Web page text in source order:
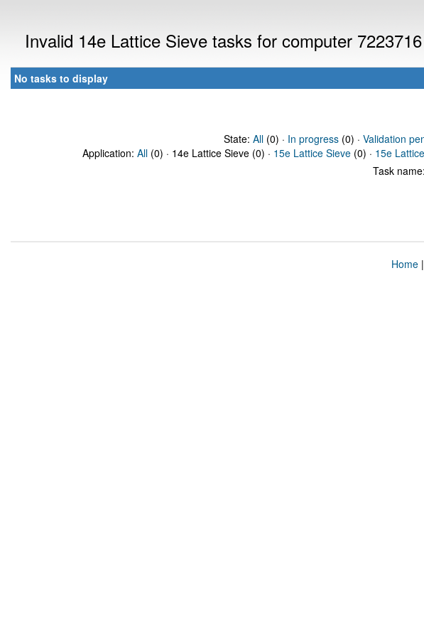
Invalid 14e Lattice Sieve tasks for computer 7223716
No tasks to display
State: All(0) · In progress(0) · Validation
Application: All (0) · 14e Lattice Sieve (0) · 15e Lattice Sieve (0) · 15e
Task name:
Home|